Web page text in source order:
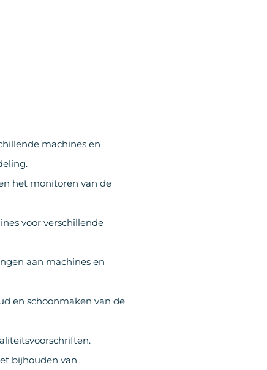
machines en
het monitoren van de
voor verschillende
aan machines en
en schoonmaken van de
bijhouden van